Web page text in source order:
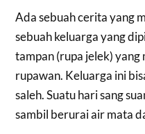
Ada sebuah cerita yang
sebuah keluarga yang
tampan (rupa jelek)
rupawan. Keluarga ini
saleh. Suatu hari sang
sambil berurai air mata